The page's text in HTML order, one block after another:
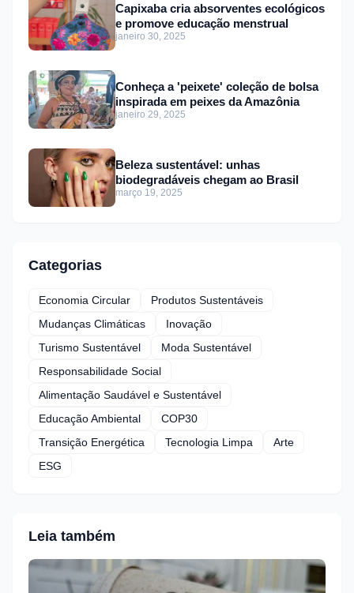
Capixaba cria absorventes ecológicos
e promove educação menstrual
janeiro 30, 2025
Conheça a 'peixete' coleção de bolsa
inspirada em peixes da Amazônia
janeiro 29, 2025
Beleza sustentável: unhas
biodegradáveis chegam ao Brasil
março 19, 2025
Categorias
Economia Circular
Produtos Sustentáveis
Mudanças Climáticas
Inovação
Turismo Sustentável
Moda Sustentável
Responsabilidade Social
Alimentação Saudável e Sustentável
Educação Ambiental
COP30
Transição Energética
Tecnologia Limpa
Arte
ESG
Leia também